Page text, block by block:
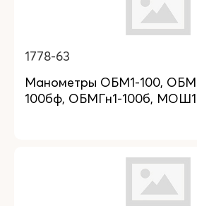
1778-63
Манометры ОБМ1-100,
100бф, ОБМГн1-100б,